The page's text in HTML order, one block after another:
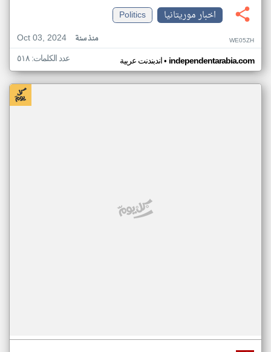
اخبار موريتانيا
Politics
Oct 03, 2024
منذ سنة WE05ZH
اندبندنت عربية• independentarabia.com عدد الكلمات: ٥١٨